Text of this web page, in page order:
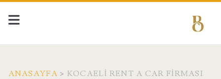
ANASAYFA > KOCAELI RENT A CAR FIRMASI